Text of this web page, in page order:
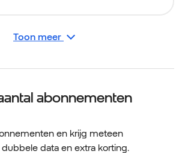
Toon meer
abonnementen
en krijg meteen
dubbele data en extra korting.